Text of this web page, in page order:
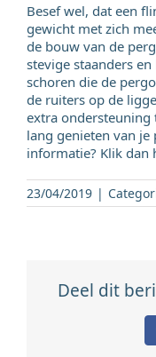
Besef wel, dat een
gewicht met zich
de bouw van de
stevige staanders
schoren die de
de ruiters op de
extra ondersteuning
lang genieten van
informatie? Klik dan
23/04/2019 |
Deel dit